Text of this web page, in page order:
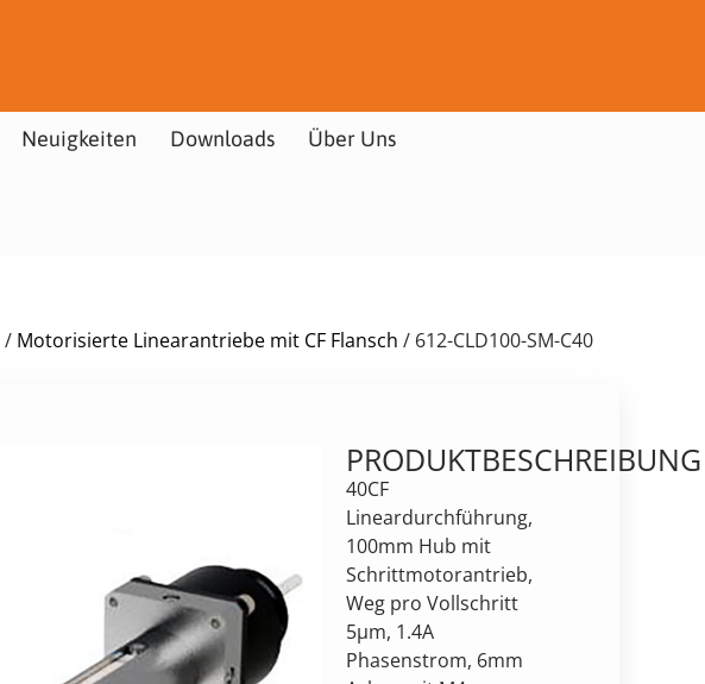
Neuigkeiten Downloads Über Uns
/ Motorisierte Linearantriebe mit CF Flansch / 612-CLD100-SM-C40
PRODUKTBESCHREIBUNG
40CF
Lineardurchführung,
100mm Hub mit
Schrittmotorantrieb,
Weg pro Vollschritt
5µm, 1.4A
Phasenstrom, 6mm